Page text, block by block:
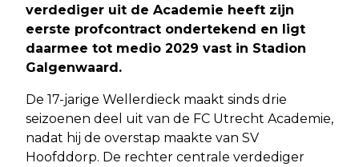
verdediger uit de Academie heeft zijn
eerste profcontract ondertekend en ligt
daarmee tot medio 2029 vast in Stadion
Galgenwaard.
De 17-jarige Wellerdieck maakt sinds drie
seizoenen deel uit van de FC Utrecht Academie,
nadat hij de overstap maakte van SV
Hoofddorp. De rechter centrale verdediger